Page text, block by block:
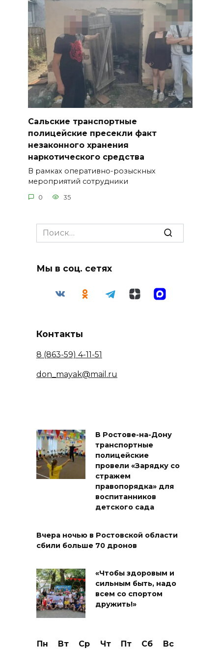
Сальские транспортные
полицейские пресекли факт
незаконного хранения
наркотического средства
В рамках оперативно-розыскных
мероприятий сотрудники
0 35
Search
for:
Мы в соц. сетях
Контакты
8 (863-59) 4-11-51
don_mayak@mail.ru
В Ростове-на-Дону
транспортные
полицейские
провели «Зарядку со
стражем
правопорядка» для
воспитанников
детского сада
Вчера ночью в Ростовской области
сбили больше 70 дронов
«Чтобы здоровым и
сильным быть, надо
всем со спортом
дружить!»
Пн Вт Ср Чт Пт Сб
Вс